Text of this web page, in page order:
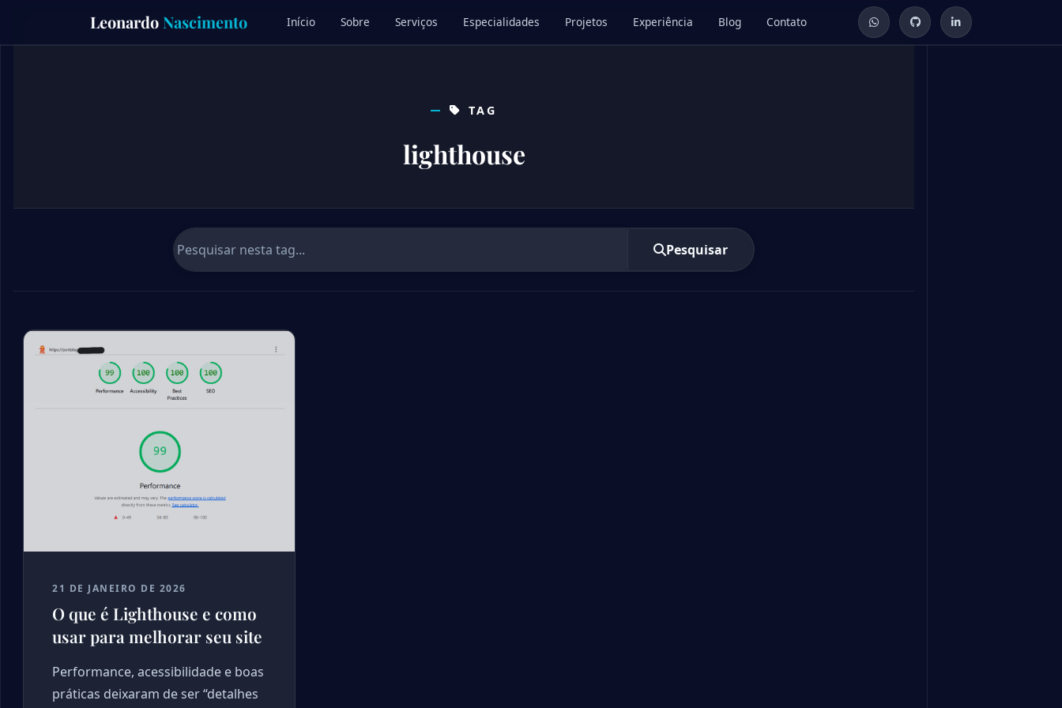
content
Leonardo Nascimento Início Sobre Serviços Especialidades Projetos Experiência Blog Contato
TAG
lighthouse
Pesquisar
21 DE JANEIRO DE 2026
O que é Lighthouse e como
usar para melhorar seu site
Performance, acessibilidade e boas
práticas deixaram de ser “detalhes